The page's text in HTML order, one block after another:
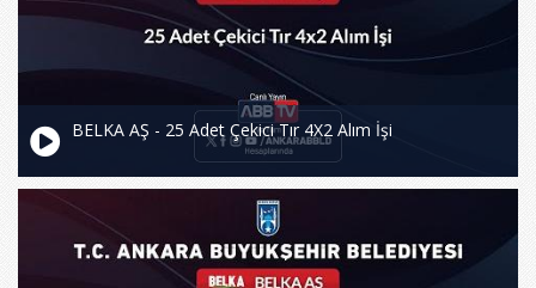
BELKA AŞ - 25 Adet Çekici Tır 4X2 Alım İşi